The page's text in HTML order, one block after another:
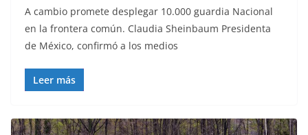
A cambio promete desplegar 10.000 guardia Nacional
en la frontera común. Claudia Sheinbaum Presidenta
de México, confirmó a los medios
Leer más